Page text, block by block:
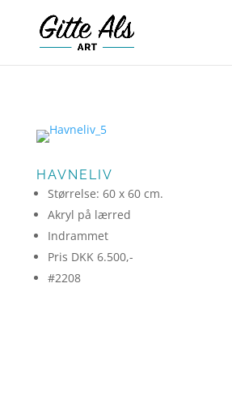
HAVNELIV
Størrelse: 60 x 60 cm.
Akryl på lærred
Indrammet
Pris DKK 6.500,-
#2208